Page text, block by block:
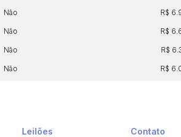
Não R$
Não R$
Não R$
Não R$
Leilões
Contato